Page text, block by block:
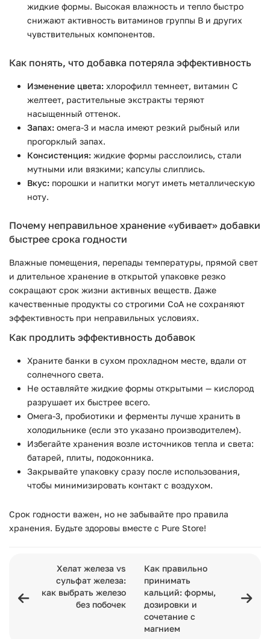
жидкие формы. Высокая влажность и тепло быстро
снижают активность витаминов группы B и других
чувствительных компонентов.
Как понять, что добавка потеряла эффективность
Изменение цвета: хлорофилл темнеет, витамин C
желтеет, растительные экстракты теряют
насыщенный оттенок.
Запах: омега-3 и масла имеют резкий рыбный или
прогорклый запах.
Консистенция: жидкие формы расслоились, стали
мутными или вязкими; капсулы слиплись.
Вкус: порошки и напитки могут иметь металлическую
ноту.
Почему неправильное хранение «убивает» добавки
быстрее срока годности
Влажные помещения, перепады температуры, прямой свет
и длительное хранение в открытой упаковке резко
сокращают срок жизни активных веществ. Даже
качественные продукты со строгими CoA не сохраняют
эффективность при неправильных условиях.
Как продлить эффективность добавок
Храните банки в сухом прохладном месте, вдали от
солнечного света.
Не оставляйте жидкие формы открытыми — кислород
разрушает их быстрее всего.
Омега-3, пробиотики и ферменты лучше хранить в
холодильнике (если это указано производителем).
Избегайте хранения возле источников тепла и света:
батарей, плиты, подоконника.
Закрывайте упаковку сразу после использования,
чтобы минимизировать контакт с воздухом.
Срок годности важен, но не забывайте про правила
хранения. Будьте здоровы вместе с Pure Store!
Хелат железа vs
сульфат железа:
как выбрать железо
без побочек
Как правильно
принимать
кальций: формы,
дозировки и
сочетание с
магнием